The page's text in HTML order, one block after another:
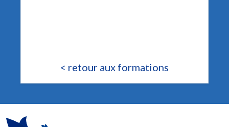
< retour aux formations